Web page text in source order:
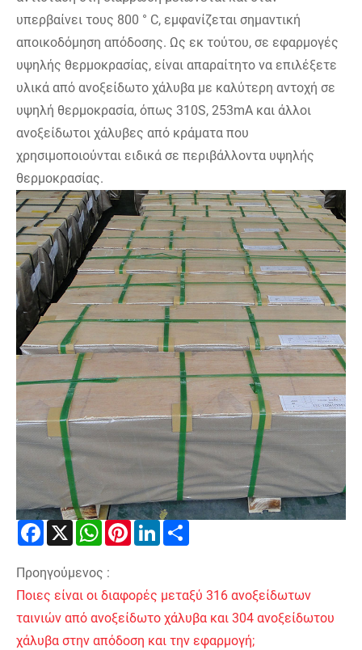
υπερβαίνει τους 800 ° C, εμφανίζεται σημαντική
αποικοδόμηση απόδοσης. Ως εκ τούτου, σε εφαρμογές
υψηλής θερμοκρασίας, είναι απαραίτητο να επιλέξετε
υλικά από ανοξείδωτο χάλυβα με καλύτερη αντοχή σε
υψηλή θερμοκρασία, όπως 310S, 253mA και άλλοι
ανοξείδωτοι χάλυβες από κράματα που
χρησιμοποιούνται ειδικά σε περιβάλλοντα υψηλής
θερμοκρασίας.
Facebook
X WhatsAppPinterestLinkedIn
Προηγούμενος :
Ποιες είναι οι διαφορές μεταξύ 316 ανοξείδωτων
ταινιών από ανοξείδωτο χάλυβα και 304 ανοξείδωτου
χάλυβα στην απόδοση και την εφαρμογή;